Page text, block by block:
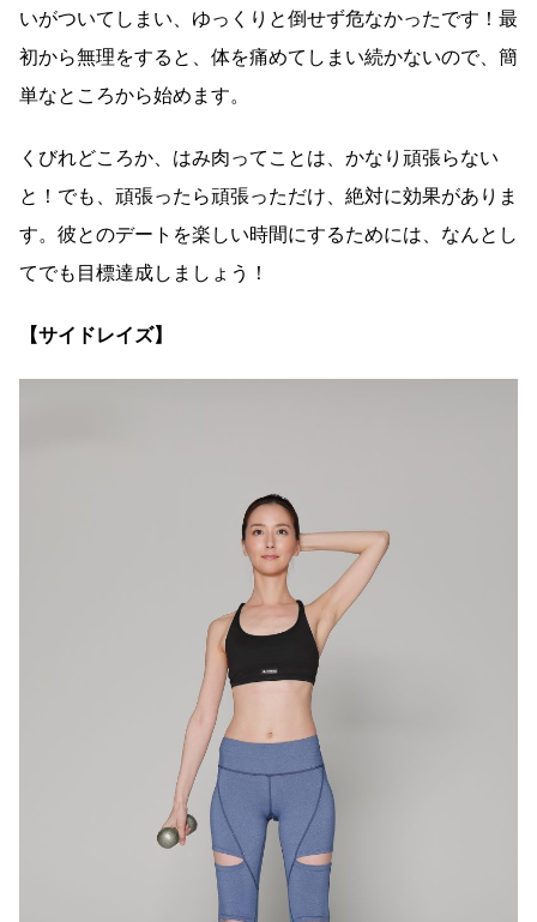
いがついてしまい、ゆっくりと倒せず危なかったです！最
初から無理をすると、体を痛めてしまい続かないので、簡
単なところから始めます。
くびれどころか、はみ肉ってことは、かなり頑張らない
と！でも、頑張ったら頑張っただけ、絶対に効果がありま
す。彼とのデートを楽しい時間にするためには、なんとし
てでも目標達成しましょう！
【サイドレイズ】